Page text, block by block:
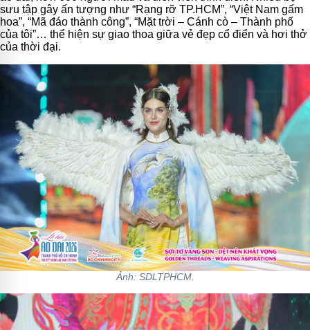
sưu tập gây ấn tượng như “Rạng rỡ TP.HCM”, “Việt Nam gấm
hoa”, “Mã đáo thành công”, “Mặt trời – Cánh cò – Thành phố
của tôi”… thể hiện sự giao thoa giữa vẻ đẹp cổ điển và hơi thở
của thời đại.
Ảnh: SDLTPHCM.